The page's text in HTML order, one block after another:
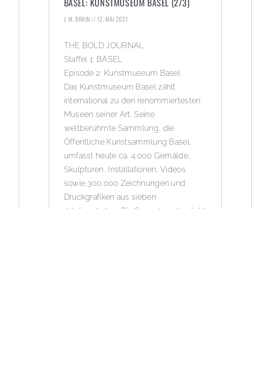
J. M. BRAIN 12. MAI 2021
THE BOLD JOURNAL
Staffel 1: BASEL
Episode 2: Kunstmuseum Basel
Das Kunstmuseum Basel zählt
international zu den renommiertesten
Museen seiner Art. Seine
weltberühmte Sammlung, die
Öffentliche Kunstsammlung Basel,
umfasst heute ca. 4.000 Gemälde,
Skulpturen, Installationen, Videos
sowie 300.000 Zeichnungen und
Druckgrafiken aus sieben
Jahrhunderten. Die Sammlung besteht